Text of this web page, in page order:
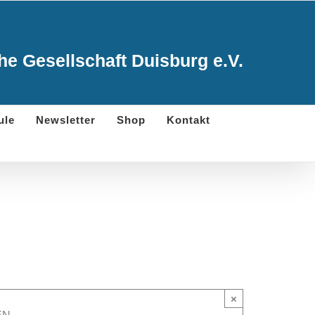
Gesellschaft Duisburg e.V.
Newsletter Shop Kontakt
×